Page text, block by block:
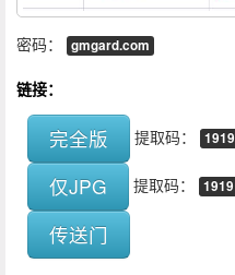
密码： gmgard.com
链接：
完全版 提取码： 1919
仅JPG 提取码： 1919
传送门